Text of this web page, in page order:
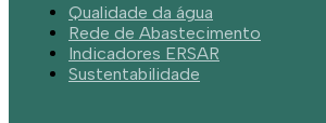
Qualidade da água
Rede de Abastecimento
Indicadores ERSAR
Sustentabilidade